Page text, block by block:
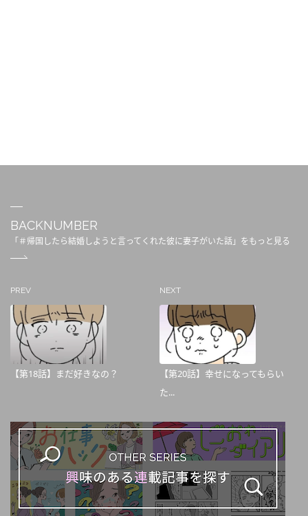
BACKNUMBER
「＃帰国したら結婚しようと言ってくれた彼に妻子がいた話」をもっと見る
PREV
【第18話】まだ好きなの？
NEXT
【第20話】幸せになってもらい
た...